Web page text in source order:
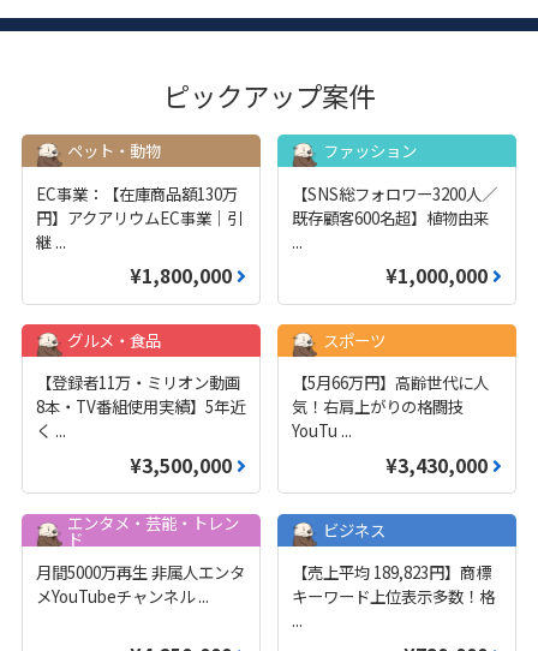
ピックアップ案件
ペット・動物
EC事業：【在庫商品額130万
円】アクアリウムEC事業｜引
継 ...
¥1,800,000
ファッション
【SNS総フォロワー3200人／
既存顧客600名超】植物由来
...
¥1,000,000
グルメ・食品
【登録者11万・ミリオン動画
8本・TV番組使用実績】5年近
く ...
¥3,500,000
スポーツ
【5月66万円】高齢世代に人
気！右肩上がりの格闘技
YouTu ...
¥3,430,000
エンタメ・芸能・トレン
ド
月間5000万再生 非属人エンタ
メYouTubeチャンネル...
ビジネス
【売上平均 189,823円】商標
キーワード上位表示多数！格
...